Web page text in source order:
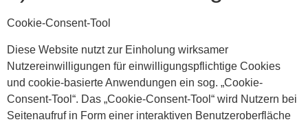
Cookie-Consent-Tool
Diese Website nutzt zur Einholung wirksamer
Nutzereinwilligungen für einwilligungspflichtige Cookies
und cookie-basierte Anwendungen ein sog. „Cookie-
Consent-Tool“. Das „Cookie-Consent-Tool“ wird Nutzern bei
Seitenaufruf in Form einer interaktiven Benutzeroberfläche